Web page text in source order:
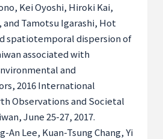
Kei Oyoshi, Hiroki Kai,
and Tamotsu Igarashi, Hot
spatiotemporal dispersion of
associated with
and
2016 International
Observations and Societal
June 25-27, 2017.
An Lee, Kuan-Tsung Chang, Yi